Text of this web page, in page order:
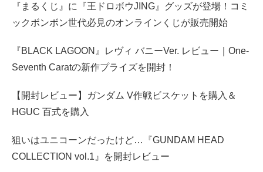
『まるくじ』に『王ドロボウJING』グッズが登場！コミ
ックボンボン世代必見のオンラインくじが販売開始
『BLACK LAGOON』レヴィ バニーVer. レビュー｜One-
Seventh Caratの新作プライズを開封！
【開封レビュー】ガンダム V作戦ビスケットを購入＆
HGUC 百式を購入
狙いはユニコーンだったけど…『GUNDAM HEAD
COLLECTION vol.1』を開封レビュー